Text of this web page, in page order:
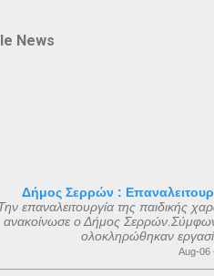
News
Δήμος Σερρών :
επαναλειτουργία της παιδικής
ανακοίνωσε ο Δήμος
ολοκληρώθηκαν
Aug-06